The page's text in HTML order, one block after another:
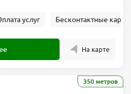
услуг Бесконтактные карты
На карте
350 метров